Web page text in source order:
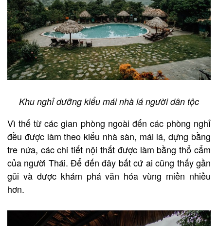
Khu nghỉ dưỡng kiểu mái nhà lá người dân tộc
Vì thế từ các gian phòng ngoài đến các phòng nghỉ
đều được làm theo kiểu nhà sàn, mái lá, dựng bằng
tre nứa, các chi tiết nội thất được làm bằng thổ cẩm
của người Thái. Để đến đây bất cứ ai cũng thấy gần
gũi và được khám phá văn hóa vùng miền nhiều
hơn.